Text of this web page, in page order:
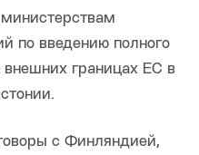
по введению полного
внешних границах ЕС в
с Финляндией,